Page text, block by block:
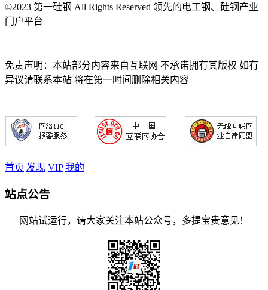
©2023 第一硅钢 All Rights Reserved 领先的电工钢、硅钢产业
门户平台
免责声明：本站部分内容来自互联网 不承诺拥有其版权 如有
异议请联系本站 将在第一时间删除相关内容
首页 发现 VIP 我的
站点公告
网站试运行，请大家关注本站公众号，多提宝贵意见！